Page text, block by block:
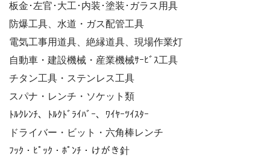
板金･左官･大工･内装･塗装･ガラス用具
防爆工具、水道・ガス配管工具
電気工事用道具、絶縁道具、現場作業灯
自動車・建設機械・産業機械ｻｰﾋﾞｽ工具
チタン工具・ステンレス工具
スパナ・レンチ・ソケット類
ﾄﾙｸﾚﾝﾁ、ﾄﾙｸﾄﾞﾗｲﾊﾞｰ、ﾜｲﾔｰﾂｲｽﾀｰ
ドライバー・ビット・六角棒レンチ
ﾌｯｸ・ﾋﾟｯｸ・ﾎﾟﾝﾁ・けがき針